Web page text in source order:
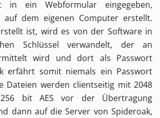
in ein Webformular eingegeben,
dem eigenen Computer erstellt.
ist, wird es von der Software in
Schlüssel verwandelt, der an
wird und dort als Passwort
erfährt somit niemals ein Passwort
Dateien werden clientseitig mit 2048
bit AES vor der Übertragung
dann auf die Server von Spideroak,